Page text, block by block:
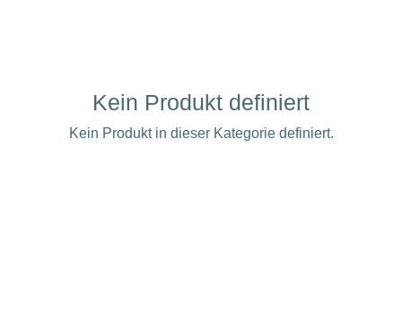
Kein Produkt definiert
Kein Produkt in dieser Kategorie definiert.